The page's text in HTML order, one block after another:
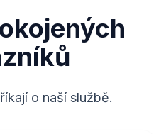
kódu z etikety na obalu
naleznete níže.
další tlačítka - 2, 3
a 4.
tlačítko 5.
užít hudbu!
o naší službě.